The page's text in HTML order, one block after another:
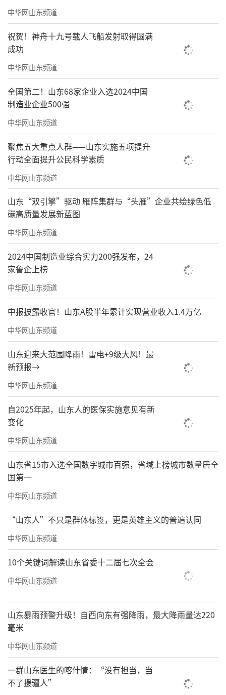
中华网山东频道
祝贺！神舟十九号载人飞船发射取得圆满
成功
中华网山东频道
全国第二！山东68家企业入选2024中国
制造业企业500强
中华网山东频道
聚焦五大重点人群——山东实施五项提升
行动全面提升公民科学素质
中华网山东频道
山东“双引擎”驱动 雁阵集群与“头雁”企业共绘绿色低
碳高质量发展新蓝图
中华网山东频道
2024中国制造业综合实力200强发布，24
家鲁企上榜
中华网山东频道
中报披露收官！山东A股半年累计实现营业收入1.4万亿
中华网山东频道
山东迎来大范围降雨！雷电+9级大风！最
新预报→
中华网山东频道
自2025年起，山东人的医保实施意见有新
变化
中华网山东频道
山东省15市入选全国数字城市百强，省域上榜城市数量居全
国第一
中华网山东频道
“山东人”不只是群体标签，更是英雄主义的普遍认同
中华网山东频道
10个关键词解读山东省委十二届七次全会
中华网山东频道
山东暴雨预警升级！自西向东有强降雨，最大降雨量达220
毫米
中华网山东频道
一群山东医生的喀什情：“没有担当，当
不了援疆人”